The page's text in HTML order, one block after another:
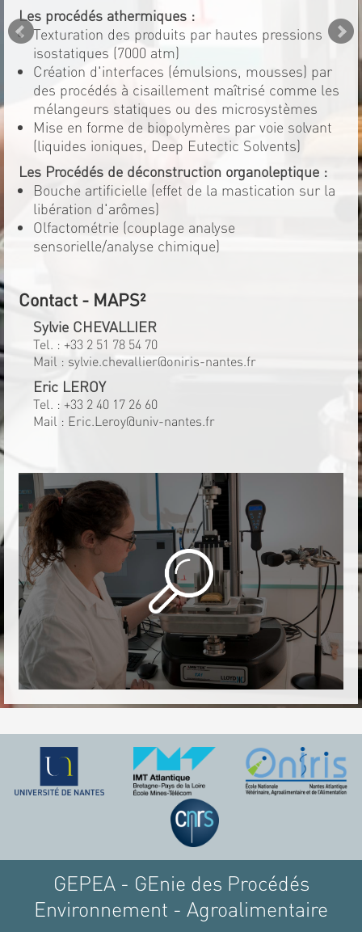
Les procédés athermiques :
Texturation des produits par hautes pressions
isostatiques (7000 atm)
Création d'interfaces (émulsions, mousses) par
des procédés à cisaillement maîtrisé comme les
mélangeurs statiques ou des microsystèmes
Mise en forme de biopolymères par voie solvant
(liquides ioniques, Deep Eutectic Solvents)
Les Procédés de déconstruction organoleptique :
Bouche artificielle (effet de la mastication sur la
libération d'arômes)
Olfactométrie (couplage analyse
sensorielle/analyse chimique)
Contact - MAPS²
Sylvie CHEVALLIER
Tel. : +33 2 51 78 54 70
Mail : sylvie.chevallier@oniris-nantes.fr
Eric LEROY
Tel. : +33 2 40 17 26 60
Mail : Eric.Leroy@univ-nantes.fr
GEPEA - GEnie des Procédés
Environnement - Agroalimentaire